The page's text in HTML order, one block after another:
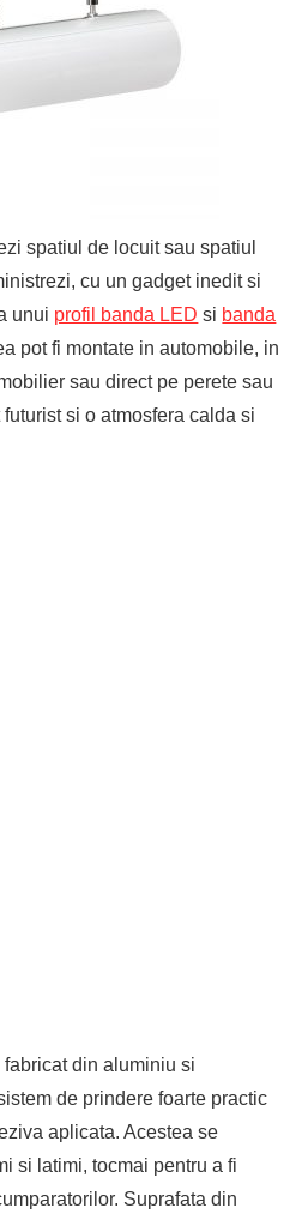
spatiul de locuit sau spatiul
cu un gadget inedit si
unui profil banda LED si banda
pot fi montate in automobile, in
sau direct pe perete sau
si o atmosfera calda si
din aluminiu si
de prindere foarte practic
aplicata. Acestea se
si latimi, tocmai pentru a fi
Suprafata din